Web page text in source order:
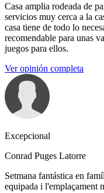
Casa amplia rodeada de
servicios muy cerca a la
casa tiene de todo lo
recomendable para unas
juegos para ellos.
Ver opinión completa
Excepcional
Conrad Puges Latorre
Setmana fantástica en
equipada i l'emplaçament